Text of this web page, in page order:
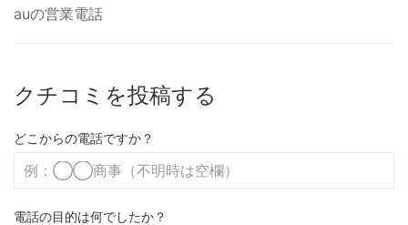
auの営業電話
クチコミを投稿する
どこからの電話ですか？
電話の目的は何でしたか？